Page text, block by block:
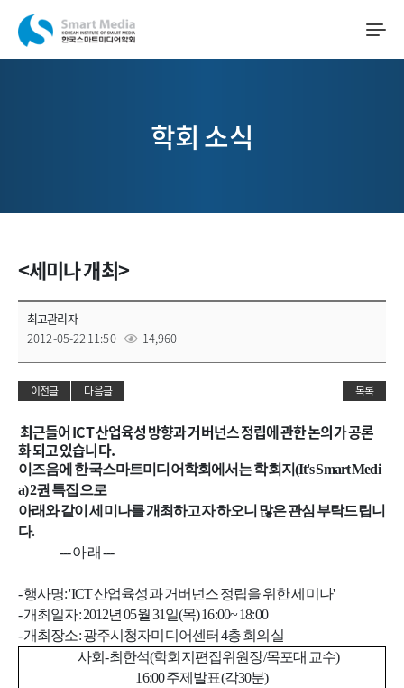
학회 소식
<세미나 개최>
최고관리자
2012-05-22 11:50
14,960
이전글 다음글 목록
최근들어 ICT 산업육성 방향과 거버넌스 정립에 관한 논의가 공론
화 되고 있습니다.
이즈음에 한국스마트미디어학회에서는 학회지(It's Smart Medi
a) 2권 특집으로
아래와 같이 세미나를 개최하고자 하오니 많은 관심 부탁드립니
다.
--- 아 래 ---
- 행사명: 'ICT 산업육성과 거버넌스 정립을 위한 세미나'
- 개최일자: 2012년 05월 31일(목) 16:00~ 18:00
- 개최장소: 광주시청자미디어센터 4층 회의실
사회-최한석(학회지편집위원장/목포대 교수)
16:00 주제발표(각30분)